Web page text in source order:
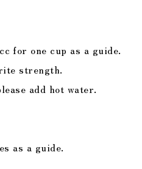
for one cup as a guide.
strength.
add hot water.
as a guide.